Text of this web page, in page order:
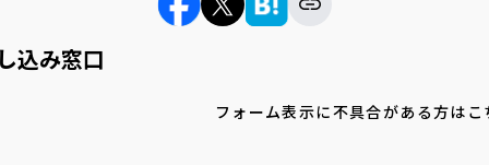
込み窓口
フォーム表示に不具合がある方はこ